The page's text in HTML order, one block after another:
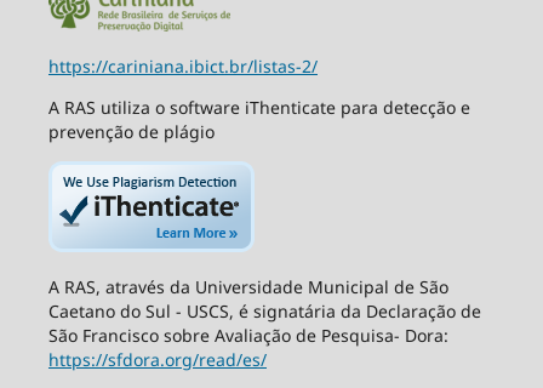
https://cariniana.ibict.br/listas-2/
A RAS utiliza o software iThenticate para detecção e
prevenção de plágio
A RAS, através da Universidade Municipal de São
Caetano do Sul - USCS, é signatária da Declaração de
São Francisco sobre Avaliação de Pesquisa- Dora:
https://sfdora.org/read/es/